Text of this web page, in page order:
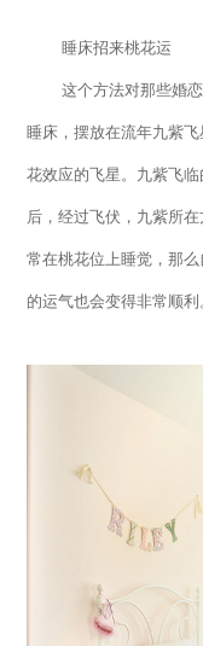
睡床招来桃花运
这个方法对那些婚恋
睡床，摆放在流年九紫
花效应的飞星。九紫飞
后，经过飞伏，九紫所
常在桃花位上睡觉，那
的运气也会变得非常顺利